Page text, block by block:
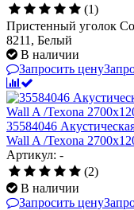
(1)
Пристенный уголок
8211, Белый
В наличии
Запросить цену
35584046
Wall A /Texona
Артикул: -
(2)
В наличии
Запросить цену